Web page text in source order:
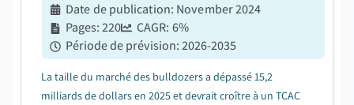
Date de publication: November 2024
Pages:220 CAGR: 6%
Période de prévision:2026-2035
La taille du marché des bulldozers a dépassé 15,2
milliards de dollars en 2025 et devrait croître à un TCAC